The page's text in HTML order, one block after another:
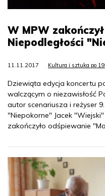
W MPW
Niepodległości
11.11.2017 Kultura i sztuka po
Dziewiąta edycja koncertu
walczącym o niezawisłość
autor scenariusza i reżyser
"Niepokorne" Jacek
zakończyło odśpiewanie